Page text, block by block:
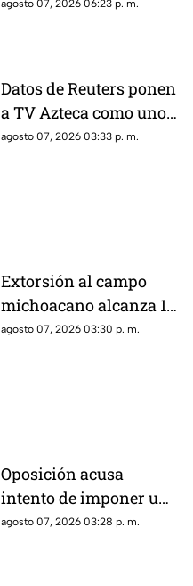
agosto 07, 2026 06:23 p. m.
Datos de Reuters ponen
a TV Azteca como uno
de los medios con
agosto 07, 2026 03:33 p. m.
Extorsión al campo
michoacano alcanza 18
mil millones de pesos;
agosto 07, 2026 03:30 p. m.
Oposición acusa
intento de imponer una
sola narrativa y limitar
agosto 07, 2026 03:28 p. m.